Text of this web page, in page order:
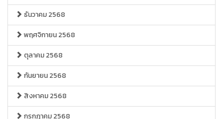
ธันวาคม 2568
พฤศจิกายน 2568
ตุลาคม 2568
กันยายน 2568
สิงหาคม 2568
กรกฎาคม 2568